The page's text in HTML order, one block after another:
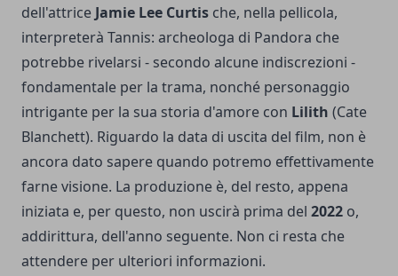
dell'attrice Jamie Lee Curtis che, nella pellicola,
interpreterà Tannis: archeologa di Pandora che
potrebbe rivelarsi - secondo alcune indiscrezioni -
fondamentale per la trama, nonché personaggio
intrigante per la sua storia d'amore con Lilith (Cate
Blanchett). Riguardo la data di uscita del film, non è
ancora dato sapere quando potremo effettivamente
farne visione. La produzione è, del resto, appena
iniziata e, per questo, non uscirà prima del 2022 o,
addirittura, dell'anno seguente. Non ci resta che
attendere per ulteriori informazioni.